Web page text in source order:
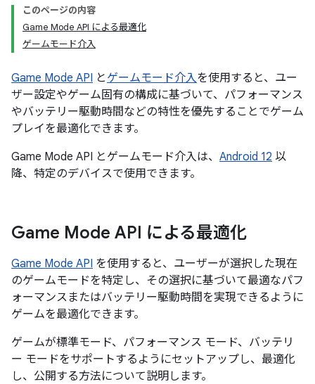
このページの内容
Game Mode API による最適化
ゲームモード介入
Game Mode API と ゲームモード介入を使用すると、ユー
ザー設定やゲーム固有の構成に基づいて、パフォーマンス
やバッテリー駆動時間などの特性を優先することでゲーム
プレイを最適化できます。
Game Mode API とゲームモード介入は、 Android 12 以
降、特定のデバイスで使用できます。
Game Mode API による最適化
Game Mode API を使用すると、ユーザーが選択した現在
のゲームモードを特定し、その選択に基づいて最適なパフ
ォーマンスまたはバッテリー駆動時間を実現できるように
ゲームを最適化できます。
ゲームが標準モード、パフォーマンス モード、バッテリ
ー モードをサポートするようにセットアップし、最適化
し、公開する方法について説明します。